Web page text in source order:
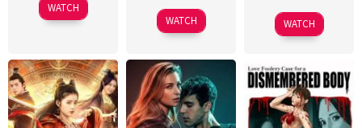
WATCH
WATCH WATCH